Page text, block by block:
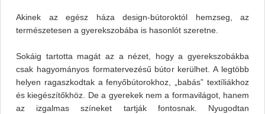
Akinek az egész háza design-bútoroktól hemzseg, az
természetesen a gyerekszobába is hasonlót szeretne.
Sokáig tartotta magát az a nézet, hogy a gyerekszobákba
csak hagyományos formatervezésű bútor kerülhet. A legtöbb
helyen ragaszkodtak a fenyőbútorokhoz, „babás” textíliákhoz
és kiegészítőkhöz. De a gyerekek nem a formavilágot, hanem
az izgalmas színeket tartják fontosnak. Nyugodtan